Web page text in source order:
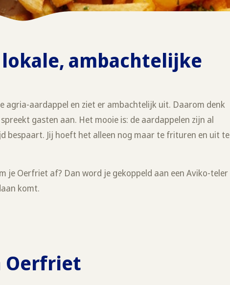
ambachtelijke
agria-aardappel en ziet er ambachtelijk uit. Daarom denk
gasten aan. Het mooie is: de aardappelen zijn al
bespaart. Jij hoeft het alleen nog maar te frituren en uit te
je Oerfriet af? Dan word je gekoppeld aan een Aviko-teler
komt.
Oerfriet